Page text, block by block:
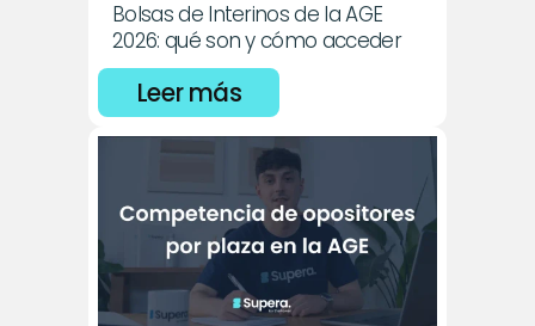
Bolsas de Interinos de la AGE
2026: qué son y cómo acceder
Leer más